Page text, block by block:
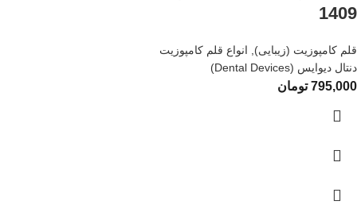
1409
قلم کامپوزیت (زیبایی)
انواع قلم کامپوزیت
دنتال دیوایس (Dental Devices)
795,000 تومان